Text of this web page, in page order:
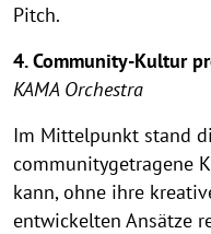
Pitch.
4. Community-Kultur
KAMA Orchestra
Im Mittelpunkt stand
communitygetragene
kann, ohne ihre
entwickelten Ansätze